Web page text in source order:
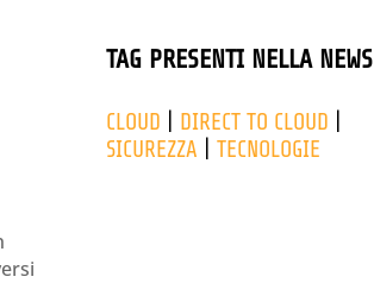
TAG PRESENTI NELLA NEWS
CLOUD DIRECT TO CLOUD
SICUREZZA |TECNOLOGIE